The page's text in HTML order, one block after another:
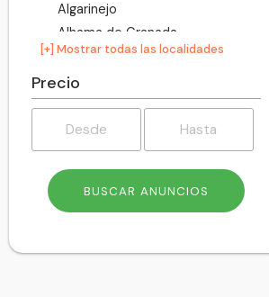
Algarinejo
Alhama de Granada
Alhendín
Alicún de Ortega
Almegíjar
Almuñécar
Alpujarra de la Sierra
Alquife
Arenas del Rey
[+] Mostrar todas las localidades
Precio